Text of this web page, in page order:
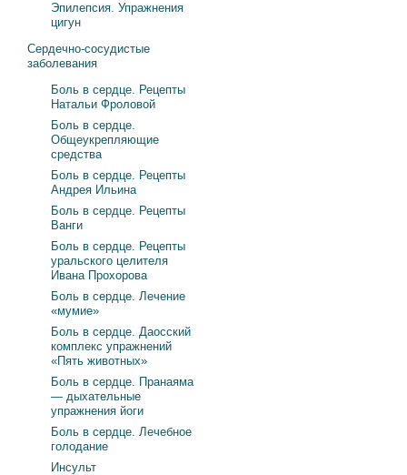
Эпилепсия. Упражнения
цигун
Сердечно-сосудистые
заболевания
Боль в сердце. Рецепты
Натальи Фроловой
Боль в сердце.
Общеукрепляющие
средства
Боль в сердце. Рецепты
Андрея Ильина
Боль в сердце. Рецепты
Ванги
Боль в сердце. Рецепты
уральского целителя
Ивана Прохорова
Боль в сердце. Лечение
«мумие»
Боль в сердце. Даосский
комплекс упражнений
«Пять животных»
Боль в сердце. Пранаяма
— дыхательные
упражнения йоги
Боль в сердце. Лечебное
голодание
Инсульт